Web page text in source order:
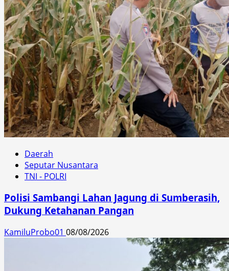
Daerah
Seputar Nusantara
TNI - POLRI
Polisi Sambangi Lahan Jagung di Sumberasih,
Dukung Ketahanan Pangan
KamiluProbo01 08/08/2026